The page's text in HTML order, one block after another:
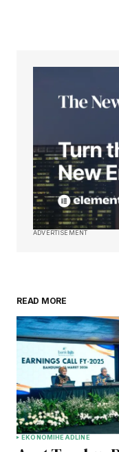
ADVERTISEMENT
READ MORE
EKONOMIHEADLINE